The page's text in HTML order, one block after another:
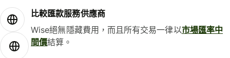
比較匯款服務供應商
Wise絕無隱藏費用，而且所有交易一律以市場匯率中
間價結算。